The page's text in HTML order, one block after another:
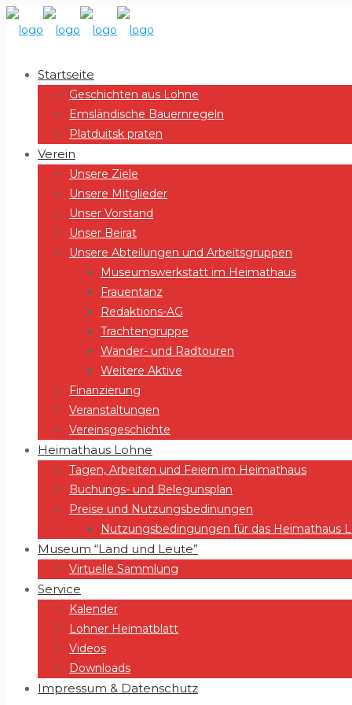
Startseite
Geschichten aus Lohne
Emsländische Bauernregeln
Platduitsk praten
Verein
Unsere Ziele
Unsere Mitglieder
Unser Vorstand
Unser Beirat
Unsere Abteilungen und Arbeitsgruppen
Museumswerkstatt im Heimathaus
Frauentanz
Redaktions-AG
Trachtengruppe
Wander- und Radtouren
Weitere Aktive
Finanzierung
Veranstaltungen
Vereinsgeschichte
Heimathaus Lohne
Tagen, Arbeiten und Feiern im Heimathaus
Buchungs- und Belegunsplan
Preise und Nutzungsbedinungen
Nutzungsbedingungen für das Heimathaus
Museum “Land und Leute”
Virtuelle Sammlung
Service
Kalender
Lohner Heimatblatt
Videos
Downloads
Impressum & Datenschutz